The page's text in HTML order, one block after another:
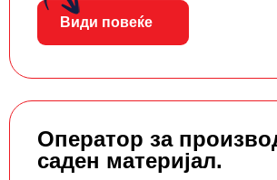
Види повеќе
Оператор за
саден материјал.